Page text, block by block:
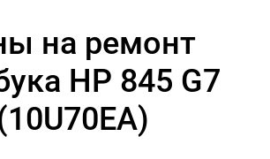
на ремонт
HP 845 G7